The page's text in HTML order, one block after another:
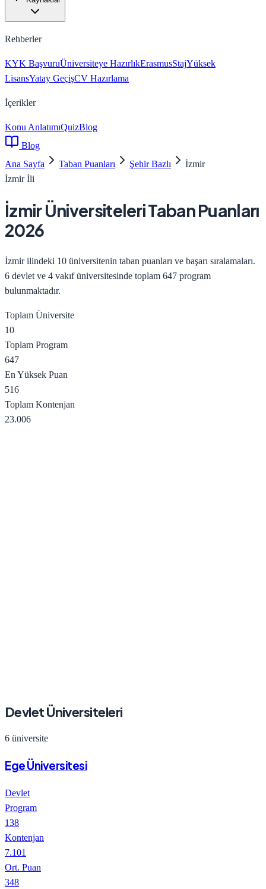
Rehberler
KYK BaşvuruÜniversiteye HazırlıkErasmusStajYüksek
LisansYatay GeçişCV Hazırlama
İçerikler
Konu AnlatımıQuizBlog
Blog
Ana Sayfa
Taban Puanları Şehir Bazlı
İzmir
İzmirİli
İzmirÜniversiteleri Taban Puanları
2026
İzmirilindeki 10 üniversitenin taban puanları ve başarı sıralamaları.
6 devlet ve 4 vakıf üniversitesinde toplam 647 program
bulunmaktadır.
Toplam Üniversite
10
Toplam Program
647
En Yüksek Puan
516
Toplam Kontenjan
23.006
Devlet Üniversiteleri
6 üniversite
Ege Üniversitesi
Devlet
Program
138
Kontenjan
7.101
Ort. Puan
348